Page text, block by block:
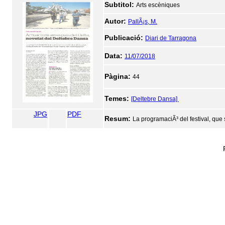
Subtitol: Arts escèniques
Autor: PallÃ¡s, M.
Publicació: Diari de Tarragona
Data: 11/07/2018
Pàgina: 44
Temes: [Deltebre Dansa]
JPG PDF
Resum: La programaciÃ³ del festival,